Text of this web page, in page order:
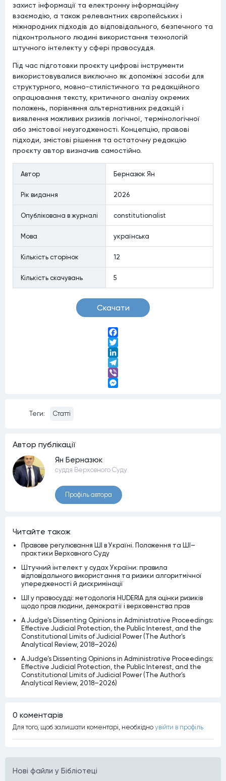
Нові файли у Бібліотеці
захист інформації та електронну інформаційну
взаємодію, а також релевантних європейських і
міжнародних підходів до відповідального, безпечного та
підконтрольного людині використання технологій
штучного інтелекту у сфері правосуддя.
Під час підготовки проєкту цифрові інструменти
використовувалися виключно як допоміжні засоби для
структурного, мовно-стилістичного та редакційного
опрацювання тексту, критичного аналізу окремих
положень, порівняння альтернативних редакцій і
виявлення можливих ризиків логічної, термінологічної
або змістової неузгодженості. Концепцію, правові
підходи, змістові рішення та остаточну редакцію
проєкту автор визначив самостійно.
Автор Берназюк Ян
Рiк видання 2026
Опублiкована в журналi constitutionalist
Мова українська
Кiлькiсть сторiнок 12
Кiлькiсть скачувань 5
Скачати
Facebook
Twitter
LinkedIn
Telegram
Viber
Теги: Статті
Автор публiкацiї
Ян Берназюк
суддя Верховного Суду
Профiль автора
Читайте також
Правове регулювання ШІ в Україні. Положення та ШІ–
практики Верховного Суду
Штучний інтелект у судах України: правила
відповідального використання та ризики алгоритмічної
упередженості й дискримінації
ШІ у правосудді: методологія HUDERIA для оцінки ризиків
щодо прав людини, демократії і верховенства прав
A Judge’s Dissenting Opinions in Administrative Proceedings:
Effective Judicial Protection, the Public Interest, and the
Constitutional Limits of Judicial Power (The Author’s
Analytical Review, 2018–2026)
A Judge’s Dissenting Opinions in Administrative Proceedings:
Effective Judicial Protection, the Public Interest, and the
Constitutional Limits of Judicial Power (The Author’s
Analytical Review, 2018–2026)
0 коментарiв
Для того, щоб залишати коментарi, необхiдно увiйти в профiль